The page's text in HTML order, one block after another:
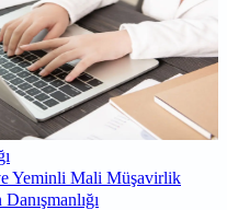
Yeminli Mali Müşavirlik